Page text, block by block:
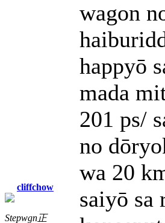
cliffchow
Stepwgn正
wagon
happyō
mada
201 ps/
no
wa 20
saiyō sa